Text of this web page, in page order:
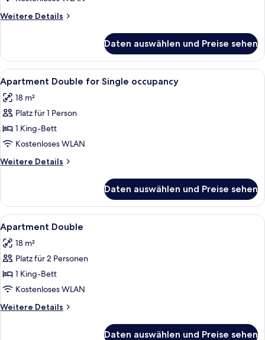
Weitere Details
Weitere
Single
Daten auswählen und Preise sehen
Alle
Fotos
für
Apartment
Double
for
Single
occupancy
Allergikerbettwaren,
6
Apartment Double for Single occupancy
18 m²
Platz für 1 Person
1 King-Bett
Kostenloses WLAN
Weitere Details
Weitere
Double
for
Single
occupancy
Daten auswählen und Preise sehen
Alle
Fotos
für
Apartment
Double
anzeigen
Allergikerbettwaren,
6
Apartment Double
18 m²
Platz für 2 Personen
1 King-Bett
Kostenloses WLAN
Weitere Details
Weitere
Daten auswählen und Preise sehen